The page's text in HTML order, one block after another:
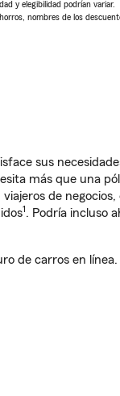
y elegibilidad podrían variar.
nombres de los
sus
más que una
de negocios,
1. Podría incluso
de carros en línea.